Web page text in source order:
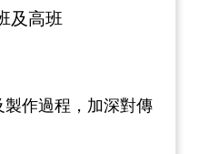
及高班
作過程，加深對傳